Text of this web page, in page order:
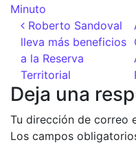
Minuto
Roberto Sandoval
lleva más beneficios
a la Reserva
Territorial
Deja una
Tu dirección de correo
Los campos